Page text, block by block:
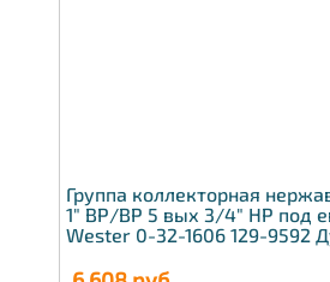
Группа коллекторная
1" ВР/ВР 5 вых 3/4" НР под
Wester 0-32-1606 129-9592